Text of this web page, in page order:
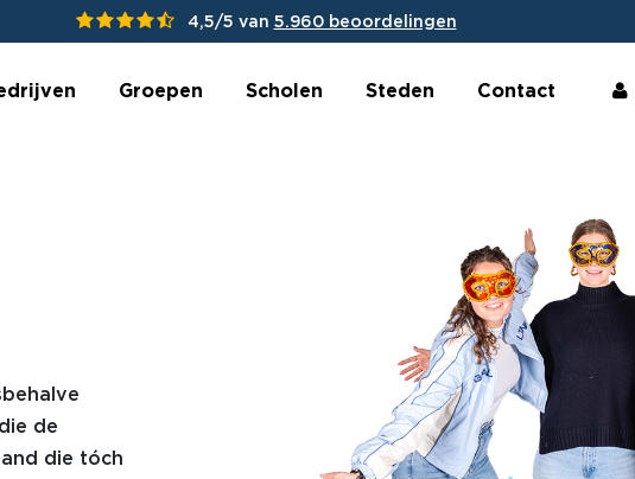
4,5/5 van 5.960 beoordelingen
Groepen Scholen Steden Contact
de
die tóch